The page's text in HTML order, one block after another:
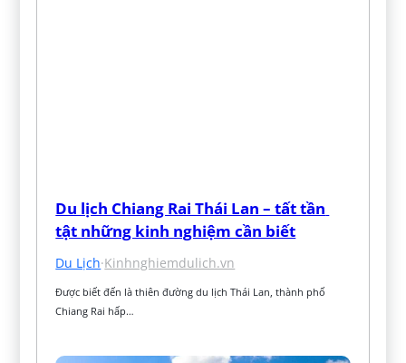
Du lịch Chiang Rai Thái Lan – tất tần
tật những kinh nghiệm cần biết
Du Lịch·Kinhnghiemdulich.vn
Được biết đến là thiên đường du lịch Thái Lan, thành phố
Chiang Rai hấp…